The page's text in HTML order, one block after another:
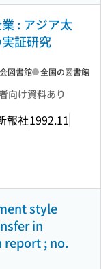
: アジア太
証研究
向け資料あり
報社1992.11
図書館 全国の図書館
style
in
report ; no.